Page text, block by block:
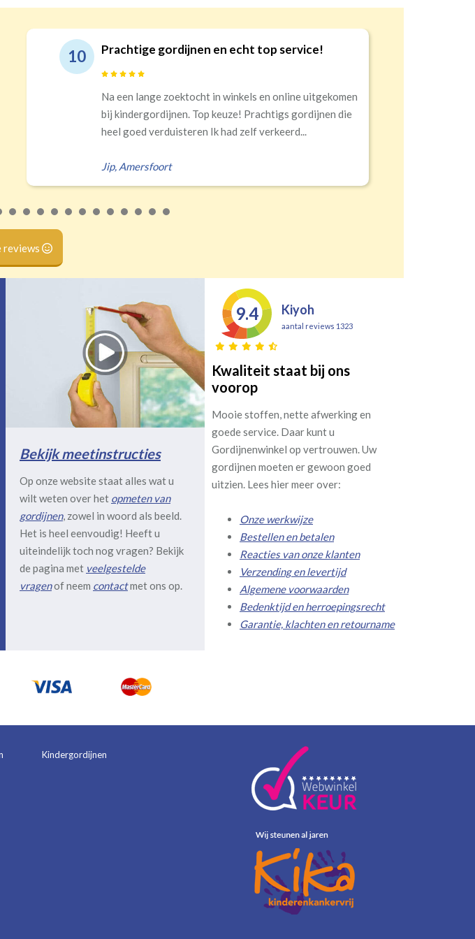
10 Prachtige gordijnen en echt top service!
Na een lange zoektocht in winkels en online uitgekomen
bij kindergordijnen. Top keuze! Prachtigs gordijnen die
heel goed verduisteren Ik had zelf verkeerd...
Jip, Amersfoort
reviews
Bekijk meetinstructies
Op onze website staat alles wat u
wilt weten over het opmeten van
gordijnen, zowel in woord als beeld.
Het is heel eenvoudig! Heeft u
uiteindelijk toch nog vragen? Bekijk
de pagina met veelgestelde
vragenof neem contactmet ons op.
9.4 Kiyoh
aantal reviews 1323
Kwaliteit staat bij ons
voorop
Mooie stoffen, nette afwerking en
goede service. Daar kunt u
Gordijnenwinkel op vertrouwen. Uw
gordijnen moeten er gewoon goed
uitzien. Lees hier meer over:
Onze werkwijze
Bestellen en betalen
Reacties van onze klanten
Verzending en levertijd
Algemene voorwaarden
Bedenktijd en herroepingsrecht
Garantie, klachten en retourname
Kindergordijnen